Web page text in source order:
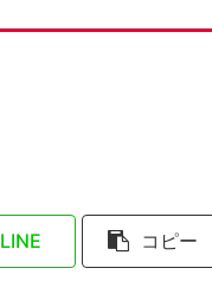
LINE コピー